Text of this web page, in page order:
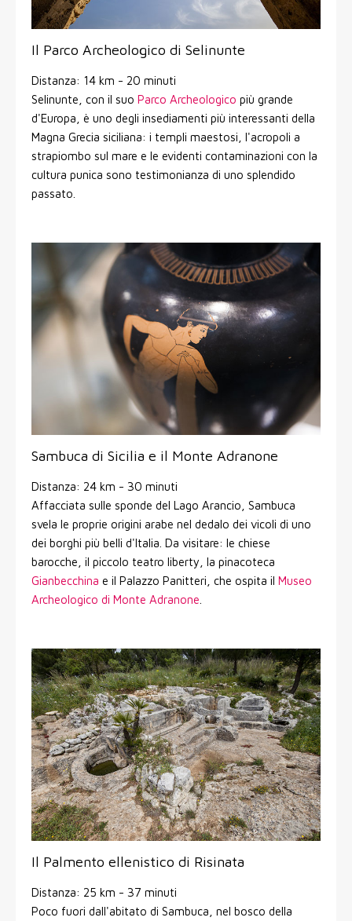
Il Parco Archeologico di Selinunte
Distanza: 14 km - 20 minuti
Selinunte, con il suo Parco Archeologico più grande
d'Europa, è uno degli insediamenti più interessanti della
Magna Grecia siciliana: i templi maestosi, l'acropoli a
strapiombo sul mare e le evidenti contaminazioni con la
cultura punica sono testimonianza di uno splendido
passato.
Sambuca di Sicilia e il Monte Adranone
Distanza: 24 km - 30 minuti
Affacciata sulle sponde del Lago Arancio, Sambuca
svela le proprie origini arabe nel dedalo dei vicoli di uno
dei borghi più belli d'Italia. Da visitare: le chiese
barocche, il piccolo teatro liberty, la pinacoteca
Gianbecchina e il Palazzo Panitteri, che ospita il Museo
Archeologico di Monte Adranone
Il Palmento ellenistico di Risinata
Distanza: 25 km - 37 minuti
Poco fuori dall'abitato di Sambuca, nel bosco della